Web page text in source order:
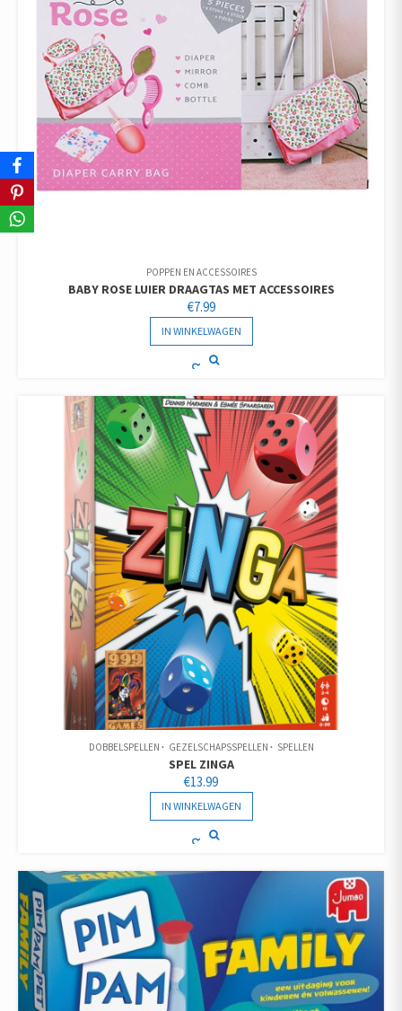
POPPEN EN ACCESSOIRES
BABY ROSE LUIER DRAAGTAS MET ACCESSOIRES
€7.99
IN WINKELWAGEN
DOBBELSPELLEN GEZELSCHAPSSPELLEN SPELLEN
SPEL ZINGA
€13.99
IN WINKELWAGEN